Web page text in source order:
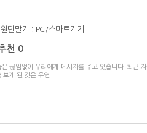
단말기 : PC/스마트기기
천 0
끊임없이 우리에게 메시지를 주고 있습니다. 최근 자
보게 된 것은 우연